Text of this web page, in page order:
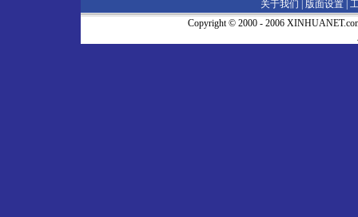
关于我们 | 版面设置
Copyright © 2000 - 2006